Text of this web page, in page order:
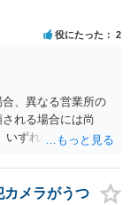
役にたった 2
、異なる営業所の
れる場合には尚
いずれにしても、交
カメラがうつ